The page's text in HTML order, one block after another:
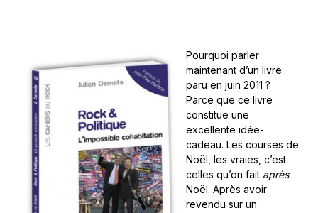
Pourquoi parler
maintenant d’un livre
paru en juin 2011 ?
Parce que ce livre
constitue une
excellente idée-
cadeau. Les courses de
Noël, les vraies, c’est
celles qu’on fait après
Noël. Après avoir
revendu sur un